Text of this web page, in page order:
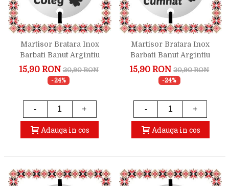
Martisor Bratara Inox
Barbati Banut Argintiu
Mult Noroc Coleg
15,90 RON 20,90 RON
-24%
- +
Adauga in cos
Martisor Bratara Inox
Barbati Banut Argintiu
Mult Noroc Cumnat
15,90 RON 20,90 RON
-24%
- +
Adauga in cos